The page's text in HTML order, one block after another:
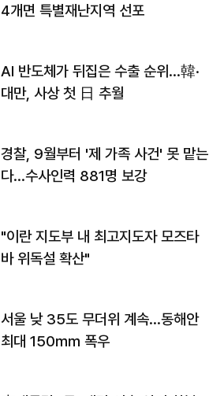
4개면 특별재난지역 선포
AI 반도체가 뒤집은 수출 순위…韓·
대만, 사상 첫 日 추월
경찰, 9월부터 '제 가족 사건' 못 맡는
다…수사인력 881명 보강
"이란 지도부 내 최고지도자 모즈타
바 위독설 확산"
서울 낮 35도 무더위 계속…동해안
최대 150㎜ 폭우